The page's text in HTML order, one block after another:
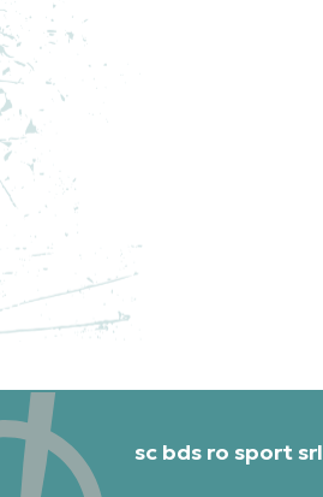
sc bds ro sport srl